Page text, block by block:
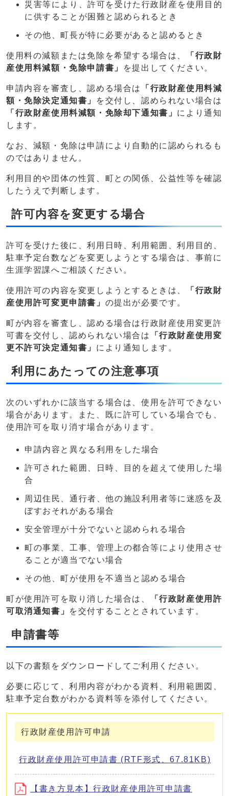
災害等により、許可を受けた行政財産を使用目的
に供することが困難と認められるとき
その他、町長が特に必要があると認めるとき
使用料の減額または免除を希望する場合は、
「行政財
産使用料減額・免除申請書」
を提出してください。
申請内容を審査し、認める場合は
「行政財産使用料減
額・免除決定通知書」
を交付し、認められない場合は
「行政財産使用料減額・免除却下通知書」 により通知
します。
なお、減額・免除は申請により自動的に認められるも
のではありません。
利用目的や団体の性質、町との関係、公益性等を確認
したうえで判断します。
許可内容を変更する場合
許可を受けた後に、利用日時、利用範囲、利用目的、
駐車予定台数などを変更しようとする場合は、事前に
生涯学習課へご相談ください。
使用許可の内容を変更しようとするときは、
「行政財
産使用許可変更申請書」 の提出が必要です。
町が内容を審査し、認める場合は行政財産使用変更許
可書を交付し、認められない場合は
「行政財産使用変
更不許可決定通知書」 により通知します。
利用にあたっての注意事項
次のいずれかに該当する場合は、使用を許可できない
場合があります。また、既に許可している場合でも、
使用許可を取り消す場合があります。
申請内容と異なる利用をした場合
許可された範囲、日時、目的を超えて使用した場
合
周辺住民、通行者、他の施設利用者等に迷惑を及
ぼすおそれがある場合
安全管理が十分でないと認められる場合
町の事業、工事、管理上の都合等により使用させ
ることが適当でない場合
その他、町が使用を不適当と認める場合
町が使用許可を取り消した場合は、
「行政財産使用許
可取消通知書」
を交付することとされています。
申請書等
以下の書類をダウンロードしてご利用ください。
必要に応じて、利用内容がわかる資料、利用範囲図、
駐車予定台数がわかる資料等を添付してください。
行政財産使用許可申請
行政財産使用許可申請書 (RTF形式、67.81KB)
【書き方見本】行政財産使用許可申請書